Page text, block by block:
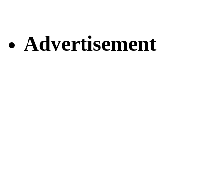
Advertisement